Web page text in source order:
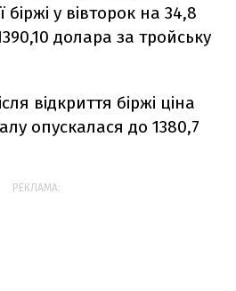
біржі у вівторок на 34,8
долара за тройську
відкриття біржі ціна
опускалася до 1380,7
РЕКЛАМА: